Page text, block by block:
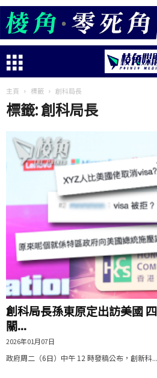
主頁 標籤 創科局長
標籤: 創科局長
創科局長孫東原定出訪美國
關...
2026年01月07日
政府周二（6日）中午 12 時發稿公布，創新科...